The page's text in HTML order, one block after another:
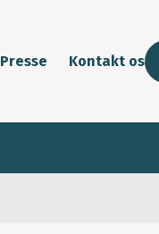
Presse Kontakt os